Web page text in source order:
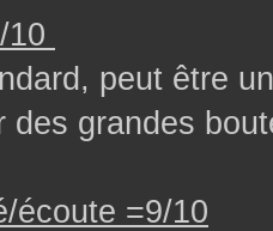
10
peut être
des grandes
écoute =9/10